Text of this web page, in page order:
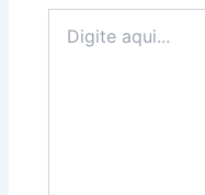
aqui...